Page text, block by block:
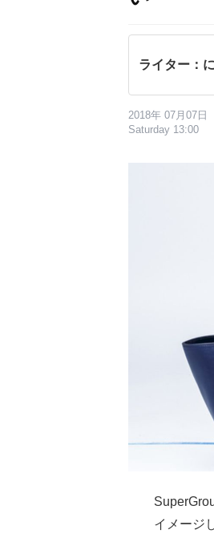
ライター：
2018年 07月07日
Saturday 13:00
イメージ